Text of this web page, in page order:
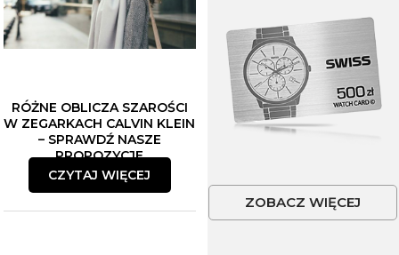
RÓŻNE OBLICZA SZAROŚCI
W ZEGARKACH CALVIN KLEIN
– SPRAWDŹ NASZE
PROPOZYCJE
CZYTAJ WIĘCEJ
ZOBACZ WIĘCEJ